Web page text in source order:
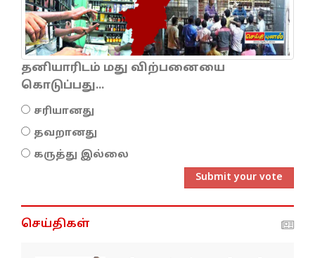
தனியாரிடம் மது விற்பனையை
கொடுப்பது...
சரியானது
தவறானது
கருத்து இல்லை
Submit your vote
செய்திகள்